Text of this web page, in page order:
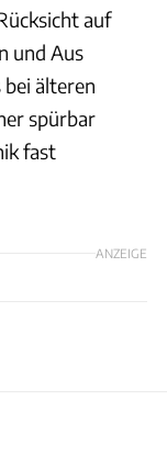
auf
und Aus
älteren
spürbar
fast
ANZEIGE